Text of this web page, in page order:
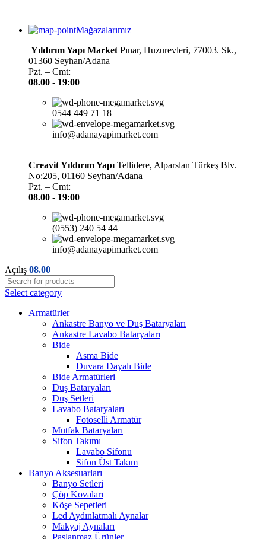
Mağazalarımız
Yıldırım Yapı Market Pınar, Huzurevleri, 77003. Sk.,
01360 Seyhan/Adana
Pzt. – Cmt:
08.00 - 19:00
0544 449 71 18
info@adanayapimarket.com
Creavit Yıldırım Yapı Tellidere, Alparslan Türkeş Blv.
No:205, 01160 Seyhan/Adana
Pzt. – Cmt:
08.00 - 19:00
(0553) 240 54 44
info@adanayapimarket.com
Açılış 08.00
Select category
Armatürler
Ankastre Banyo ve Duş Bataryaları
Ankastre Lavabo Bataryaları
Bide
Asma Bide
Duvara Dayalı Bide
Bide Armatürleri
Duş Bataryaları
Duş Setleri
Lavabo Bataryaları
Fotoselli Armatür
Mutfak Bataryaları
Sifon Takımı
Lavabo Sifonu
Sifon Üst Takım
Banyo Aksesuarları
Banyo Setleri
Çöp Kovaları
Köşe Sepetleri
Led Aydınlatmalı Aynalar
Makyaj Aynaları
Paslanmaz Ürünler